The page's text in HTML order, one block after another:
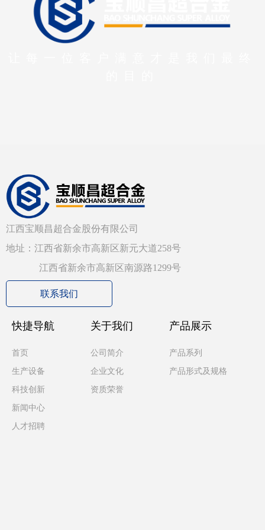
江西宝顺昌超合金股份有限公司
地址：江西省新余市高新区新元大道258号
江西省新余市高新区南源路1299号
联系我们
快捷导航
首页
生产设备
科技创新
新闻中心
人才招聘
关于我们
公司简介
企业文化
资质荣誉
产品展示
产品系列
产品形式及规格